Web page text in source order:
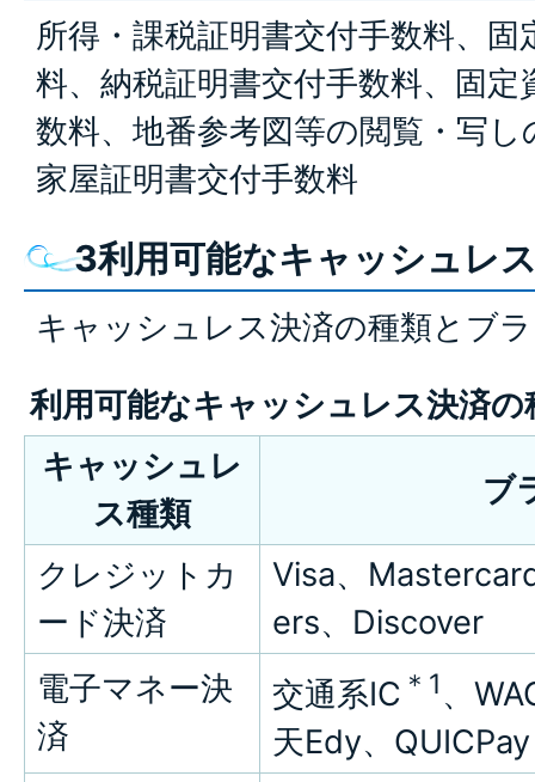
所得・課税証明書交付手数料、
料、納税証明書交付手数料、固定
数料、地番参考図等の閲覧・写
家屋証明書交付手数料
3利用可能なキャッシュレ
キャッシュレス決済の種類とブ
利用可能なキャッシュレス決済の
キャッシュレ
ス種類
ブ
クレジットカ
ード決済
Visa、
ers、Discover
電子マネー決
済
交通系IC ＊1 、
天Edy、QUICPay